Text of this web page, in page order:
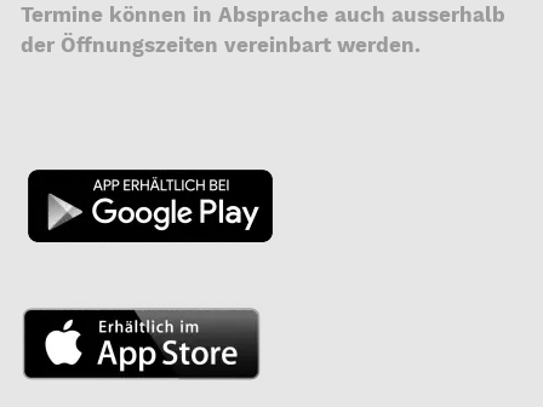
Termine können in Absprache auch ausserhalb
der Öffnungszeiten vereinbart werden.